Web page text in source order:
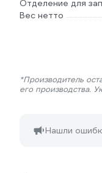
Отделение для
Вес нетто
*Производитель
его производства.
Нашли